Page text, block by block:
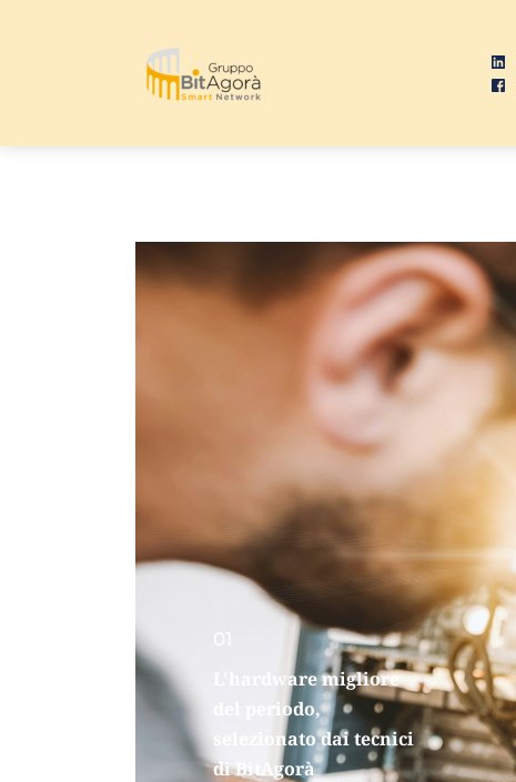
L'hardware migliore
del periodo,
selezionato dai tecnici
di BitAgorà